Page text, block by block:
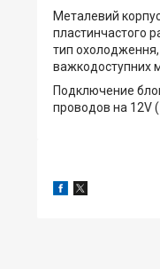
Металевий
пластинчастого
тип охолодження,
важкодоступних
Подключение
проводов на 12V